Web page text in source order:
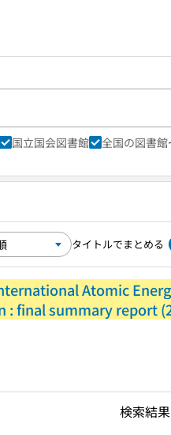
国立国会図書館 全国の図書館
タイトルでまとめる
Atomic
final summary report
検索結